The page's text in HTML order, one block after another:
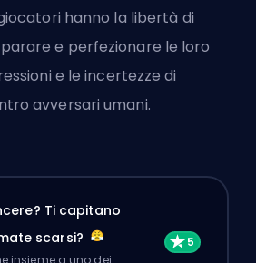
hanno la libertà di
e perfezionare le loro
e le incertezze di
avversari umani.
Ti capitano
scarsi?